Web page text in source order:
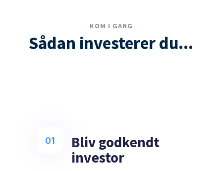
KOM I GANG
Sådan investerer du...
Bliv godkendt
investor
01